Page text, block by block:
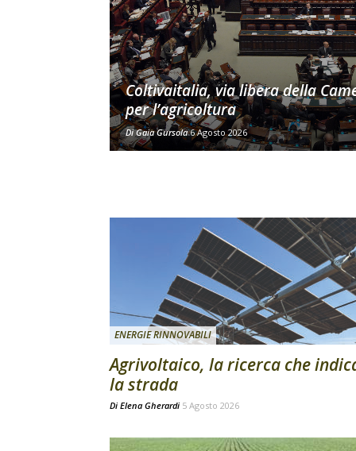
Coltivaitalia, via libera della
per l’agricoltura
DiGaia Gursola 6 Agosto 2026
ENERGIE RINNOVABILI
Agrivoltaico, la ricerca che
la strada
Di Elena Gherardi 5 Agosto 2026